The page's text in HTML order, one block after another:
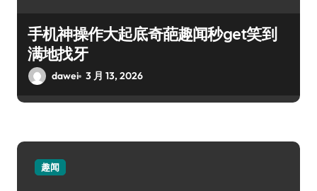
手机神操作大起底奇葩趣闻秒get笑到
满地找牙
dawei 3 月 13, 2026
趣闻